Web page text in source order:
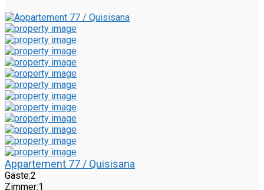
Appartement 77 / Quisisana
Gäste:2
Zimmer:1